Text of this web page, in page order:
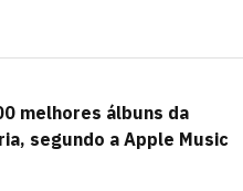
melhores álbuns da
segundo a Apple Music